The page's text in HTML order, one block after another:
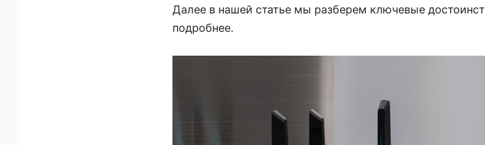
Далее в нашей статье мы разберем ключевые
подробнее.